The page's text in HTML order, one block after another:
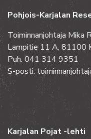
Pohjois-Karjalan
Toiminnanjohtaja Mika
Lampitie 11 A, 81100
Puh. 041 314 9351
S-posti:
Karjalan Pojat -lehti